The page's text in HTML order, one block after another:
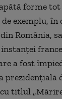
forme
exemplu, în
România,
a fost
titlul